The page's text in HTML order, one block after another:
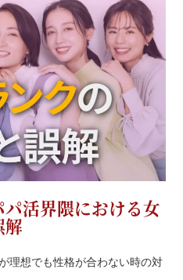
活界隈における女
解
理想でも性格が合わない時の対